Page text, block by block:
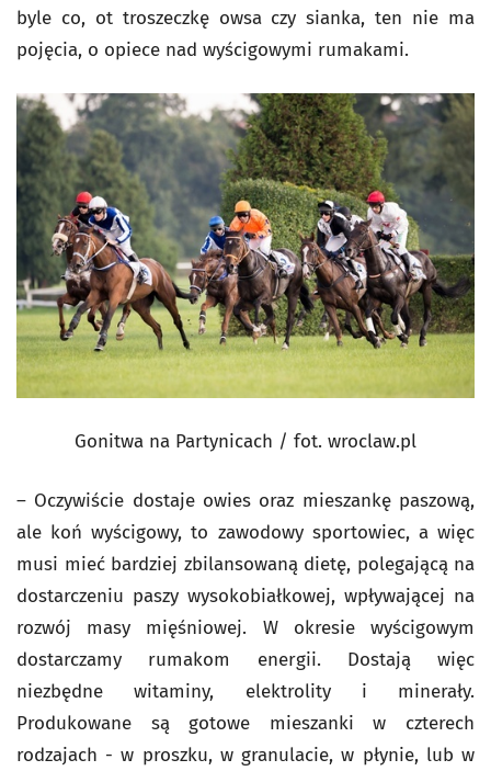
byle co, ot troszeczkę owsa czy sianka, ten nie ma
pojęcia, o opiece nad wyścigowymi rumakami.
Gonitwa na Partynicach / fot. wroclaw.pl
– Oczywiście dostaje owies oraz mieszankę paszową,
ale koń wyścigowy, to zawodowy sportowiec, a więc
musi mieć bardziej zbilansowaną dietę, polegającą na
dostarczeniu paszy wysokobiałkowej, wpływającej na
rozwój masy mięśniowej. W okresie wyścigowym
dostarczamy rumakom energii. Dostają więc
niezbędne witaminy, elektrolity i minerały.
Produkowane są gotowe mieszanki w czterech
rodzajach - w proszku, w granulacie, w płynie, lub w